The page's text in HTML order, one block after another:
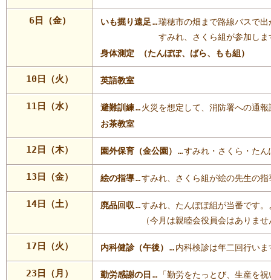
6日（金） いも掘り遠足…瑞穂市の畑まで路線バスで出
すみれ、さくら組が参加し
身体測定 （たんぽぽ、ばら、もも組）
10日（火） 英語教室
11日（水） 避難訓練…火災を想定して、消防署への通
お茶教室
12日（木） 園外保育（金公園） …すみれ・さくら・た
13日（金） 絵の指導…すみれ、さくら組が絵の先生の
14日（土） 廃品回収…すみれ、たんぽぽ組が当番です
（今月は親睦会役員会はありま
17日（火） 内科健診（午後） …内科検診は年二回行いま
23日（月） 勤労感謝の日 … 「勤労をたっとび、生産を